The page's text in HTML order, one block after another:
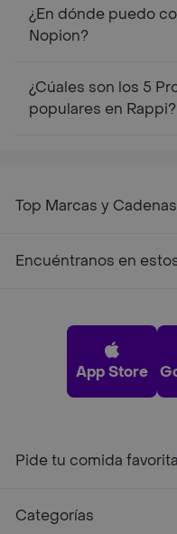
¿En dónde puedo
Nopion?
¿Cúales son los 5
populares en Rappi?
Top Marcas y
Encuéntranos en
App Store
Pide tu comida
Categorías